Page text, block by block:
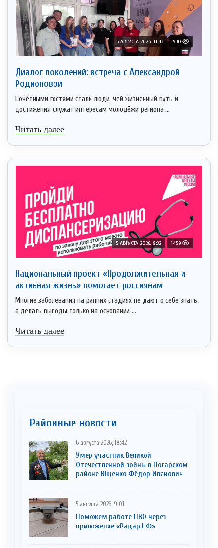
5 АВГУСТА 2026, 11:43 930
Диалог поколений: встреча с Александрой
Родионовой
Почётными гостями стали люди, чей жизненный путь и
достижения служат интересам молодёжи региона ...
Читать далее
5 АВГУСТА 2026, 9:32 1459
Национальный проект «Продолжительная и
активная жизнь» помогает россиянам
Многие заболевания на ранних стадиях не дают о себе знать,
а делать выводы только на основании ...
Читать далее
Районные новости
6 августа 2026, 18:42
Умер участник Великой
Отечественной войны в Погарском
районе Ющенко Фёдор Иванович
5 августа 2026, 9:01
Поможем работе ПВО через
приложение «Радар.НФ»